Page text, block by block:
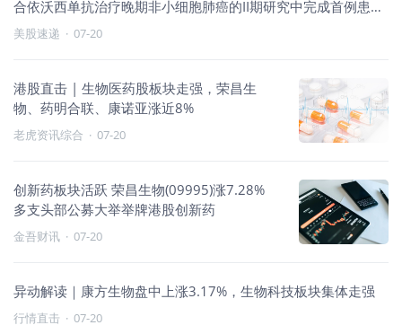
合依沃西单抗治疗晚期非小细胞肺癌的II期研究中完成首例患者
给药
美股速递 · 07-20
港股直击 | 生物医药股板块走强，荣昌生
物、药明合联、康诺亚涨近8%
老虎资讯综合 · 07-20
创新药板块活跃 荣昌生物(09995)涨7.28%
多支头部公募大举举牌港股创新药
金吾财讯 · 07-20
异动解读｜康方生物盘中上涨3.17%，生物科技板块集体走强
行情直击 · 07-20